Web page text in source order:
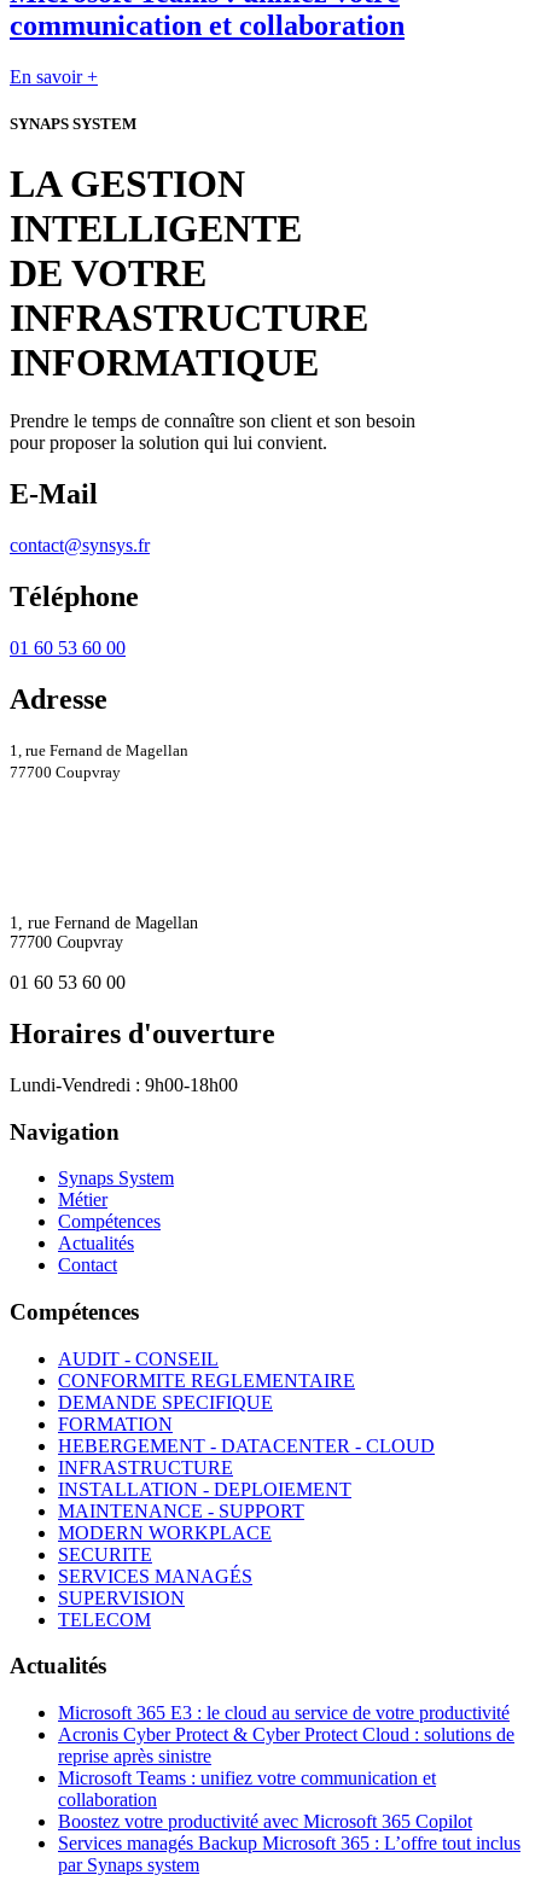
communication et collaboration
En savoir +
SYNAPS SYSTEM
LA GESTION
INTELLIGENTE
DE VOTRE
INFRASTRUCTURE
INFORMATIQUE
Prendre le temps de connaître son client et son besoin
pour proposer la solution qui lui convient.
E-Mail
contact@synsys.fr
Téléphone
01 60 53 60 00
Adresse
1, rue Fernand de Magellan
77700 Coupvray
1, rue Fernand de Magellan
77700 Coupvray
01 60 53 60 00
Horaires d'ouverture
Lundi-Vendredi : 9h00-18h00
Navigation
Synaps System
Métier
Compétences
Actualités
Contact
Compétences
AUDIT - CONSEIL
CONFORMITE REGLEMENTAIRE
DEMANDE SPECIFIQUE
FORMATION
HEBERGEMENT - DATACENTER - CLOUD
INFRASTRUCTURE
INSTALLATION - DEPLOIEMENT
MAINTENANCE - SUPPORT
MODERN WORKPLACE
SECURITE
SERVICES MANAGÉS
SUPERVISION
TELECOM
Actualités
Microsoft 365 E3 : le cloud au service de votre productivité
Acronis Cyber Protect & Cyber Protect Cloud : solutions de
reprise après sinistre
Microsoft Teams : unifiez votre communication et
collaboration
Boostez votre productivité avec Microsoft 365 Copilot
Services managés Backup Microsoft 365 : L’offre tout inclus
par Synaps system